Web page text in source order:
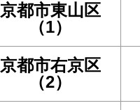
京都市東山区
（1）
京都市右京区
（2）